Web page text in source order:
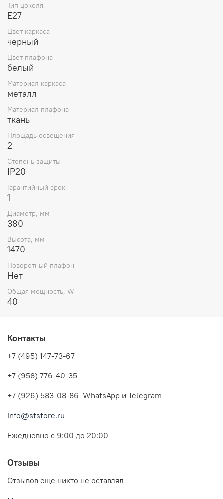
Тип цоколя
E27
Цвет каркаса
черный
Цвет плафона
белый
Материал каркаса
металл
Материал плафона
ткань
Площадь освещения
2
Степень защиты
IP20
Гарантийный срок
1
Диаметр, мм
380
Высота, мм
1470
Поворотный плафон
Нет
Общая мощность, W
40
Контакты
+7 (495) 147-73-67
+7 (958) 776-40-35
+7 (926) 583-08-86 WhatsApp и Telegram
info@ststore.ru
Ежедневно с 9:00 до 20:00
Отзывы
Отзывов еще никто не оставлял